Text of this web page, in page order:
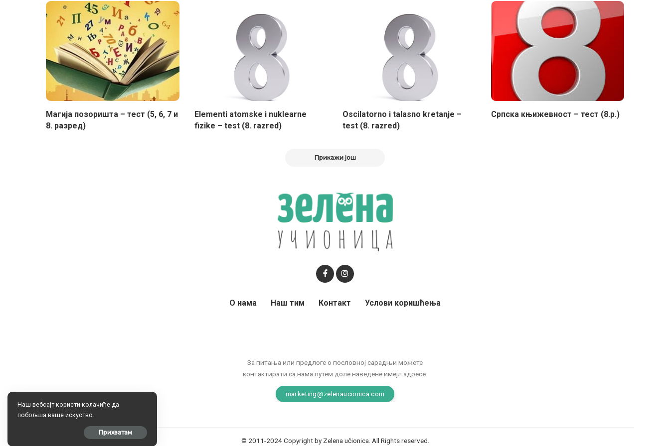
Магија позоришта – тест (5, 6, 7 и
8. разред)
Elementi atomske i nuklearne
fizike – test (8. razred)
Oscilatorno i talasno kretanje –
test (8. razred)
Српска књижевност – тест (8.р.)
Прикажи још
За питања или предлоге о пословној сарадњи можете
контактирати са нама путем доле наведене имејл адресе:
marketing@zelenaucionica.com
О нама Наш тим Контакт Услови коришћења
© 2011-2024 Copyright by Zelena učionica. All Rights reserved.
Наш вебсајт користи колачиће да
побољша ваше искуство.
Прихватам